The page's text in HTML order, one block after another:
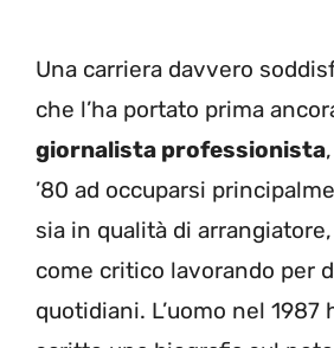
Una carriera davvero
che l’ha portato prima
giornalista professionista
’80 ad occuparsi
sia in qualità di
come critico lavorando per
quotidiani. L’uomo nel 1987